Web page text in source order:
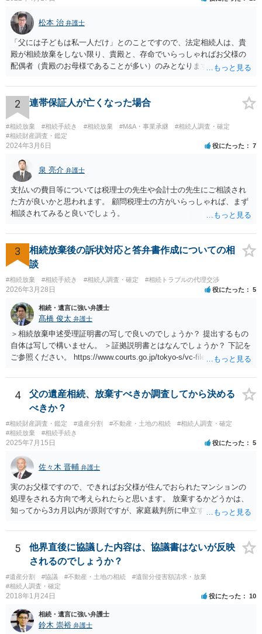
松本 治 弁護士
「父には子どもは私一人だけ」とのことですので、法定相続人は、貴
殿が相続放棄をしない限り、貴殿と、存命でいらっしゃればお父様の
配偶者（貴殿のお母様であることが多い）のみとなります。遺言がな
2 連帯保証人が亡くなった場合
#相続放棄 #相続手続き #相続放棄 #M&A・事業承継
#相続人調査・確定
#相続財産調査・鑑定
2024年3月6日 役にたった 7
泉 亮介 弁護士
支払いの費目等については税理士の先生や会計士の先生にご相談され
た方が良いかと思われます。 顧問税理士の方がいらっしゃれば、まず
相談されてみると良いでしょう。
3
相続放棄後の訴状対応と答弁書作成についての相
談
#相続放棄 #相続手続き #相続人調査・確定 #相続トラブルの代理交渉
2026年3月28日 役にたった 5
相続・遺言に強い弁護士
髙橋 俊太 弁護士
＞相続放棄申述受理証明書の写しで良いのでしょうか？ 提出するもの
自体は写しで構いません。 ＞証拠説明書とはなんでしょうか？ 下記を
ご参照ください。 https://www.courts.go.jp/tokyo-s/vc-files/tokyo-s/file/
4
父の遺産相続、放棄すべきか調査してから決める
べきか？
#相続財産調査・鑑定 #遺産分割 #不動産・土地の相続
#相続人調査・確定
#相続放棄
#相続手続き
2025年7月15日 役にたった 5
佐々木 晋輔 弁護士
実のお父様ですので、できればお父様が住んでおられたマンションの
処理をされる方向で考えられたらと思います。 放棄するかどうかは、
知ってから3カ月以内が原則ですが、家庭裁判所に申立すれば3カ月の
放棄するかどうか決めることができます。 銀行やサラ金が数年も放置
することはありませんので、数年後に借金が発見される可能性はほぼ
ありません。 なお、私が扱った相続放棄を検討していた案件で、期間
伸長して調査したところ、サラ金に対する過払金など相当な財産が見
つかったため相続したという事例がありました。
5
他界直後に協議した内容は、協議書はないが反映
されるのでしょうか？
#遺産分割 #協議 #不動産・土地の相続
#遺留分侵害額請求・放棄
#相続人調査・確定
2018年1月24日 役にたった 10
相続・遺言に強い弁護士
鈴木 崇裕 弁護士